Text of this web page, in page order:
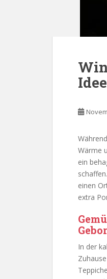
Wärme
ein
einen
extra
In der